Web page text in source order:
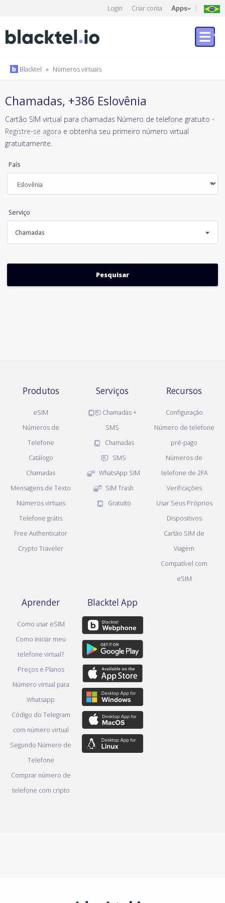
Login Criar conta Apps
Blacktel » Números virtuais
Chamadas, +386 Eslovênia
Cartão SIM virtual para chamadas Número de telefone gratuito -
Registre-se agora e obtenha seu primeiro número virtual
gratuitamente.
País
Serviço
Chamadas
Produtos
eSIM
Números de
Telefone
Catálogo
Chamadas
Mensagens de Texto
Números virtuais
Telefone grátis
Free Authenticator
Crypto Traveler
Serviços
Chamadas +
SMS
Chamadas
SMS
WhatsApp SIM
SIM Trash
Gratuito
Recursos
Configuração
Número de telefone
pré-pago
Números de
telefone de 2FA
Verificações
Usar Seus Próprios
Dispositivos
Cartão SIM de
Viagem
Compatível com
eSIM
Aprender
Como usar eSIM
Como iniciar meu
telefone virtual?
Preços e Planos
Número virtual para
Whatsapp
Código do Telegram
com número virtual
Segundo Número de
Telefone
Comprar número de
telefone com cripto
Blacktel App